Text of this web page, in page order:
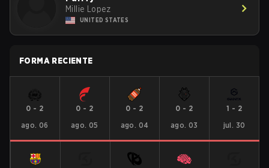
Millie Lopez
UNITED STATES
FORMA RECIENTE
0 - 2
ago. 06
0 - 2
ago. 05
0 - 2
ago. 04
0 - 2
ago. 03
1 - 2
jul. 30